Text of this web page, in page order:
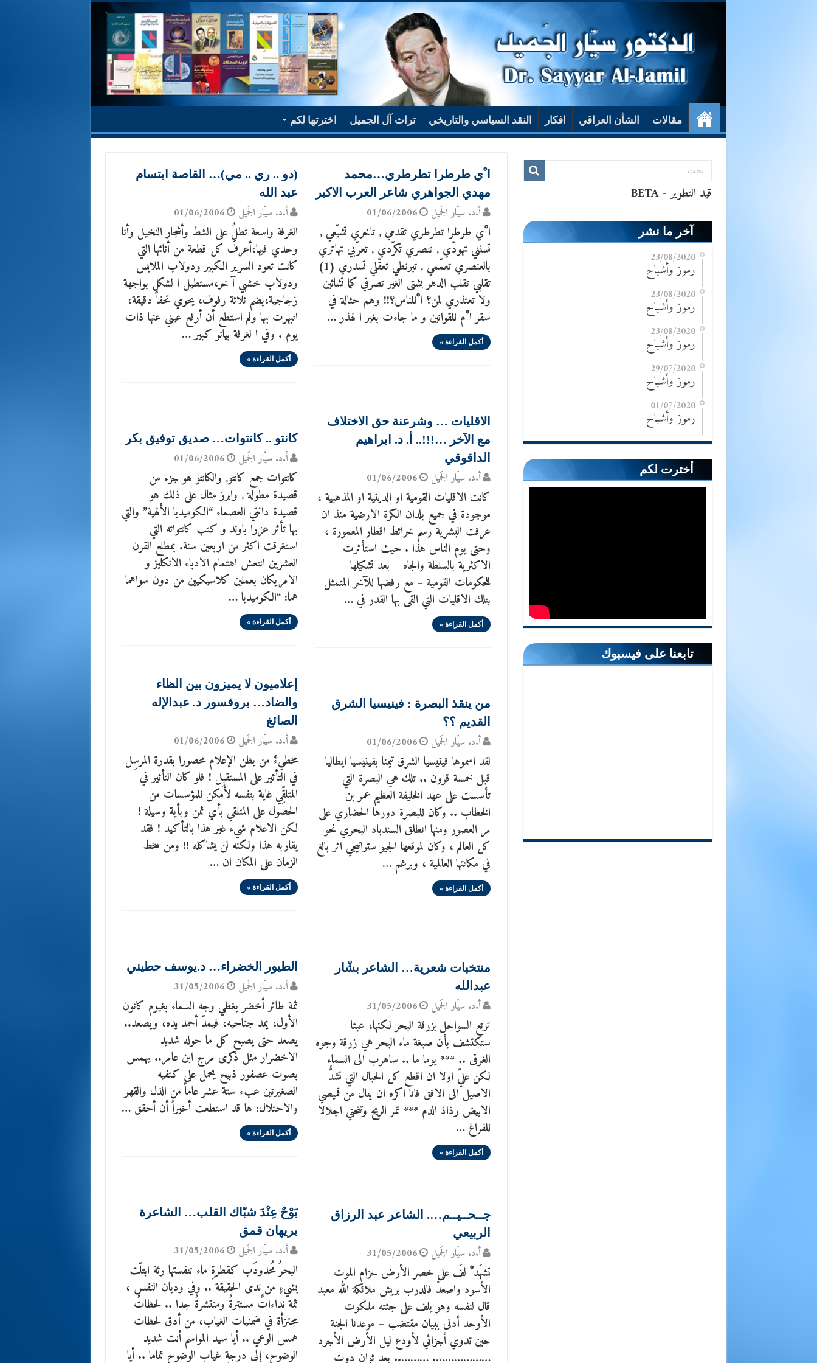
مقالات الشأن العراقي افكار النقد السياسي والتاريخي تراث آل الجميل اخترتها لكم
ا ْي طرطرا تطرطري…محمد
مهدي الجواهري شاعر العرب الاكبر
أ.د. سيّار الجَميل 01/06/2006
ا ْي طرطرا تطرطري تقدمي , تاخري تشيّعي ,
تسنني تهودّي , تنصري تكرّدي , تعرّبي تهاتري
بالعنصري تعمّمي , تبرنطي تعقّلي تسدري (1)
تقلبي تقلب الدهر بشتى الغير تصرفي كما تشائين
ولا تعتذري لمن؟ ا ْللناس؟!! وهم حثالة في
سقر ا ْم للقوانين و ما جاءت بغير ا لهذر …
أكمل القراءة »
(دو .. ري .. مي)… القاصة ابتسام
عبد الله
أ.د. سيّار الجَميل 01/06/2006
الغرفة واسعة تطلُِِ على الشط وأشجار النخيل وأنا
وحدي فيها،أعرف كل قطعة من أثاثها التي
كانت تعود السرير الكبير ودولاب الملابس
ودولاب خشبي آ خر،مستطيل ا لشكل بواجهة
زجاجية،يضم ثلاثة رفوف، يحوي تحفاً دقيقة،
انبهرت بها ولم استطع أن أرفع عيني عنها ذات
يوم . وفي ا لغرفة بيانو كبير …
أكمل القراءة »
الاقليات … وشرعنة حق الاختلاف
مع الآخر …!!!.. أ. د. ابراهيم
الداقوقي
أ.د. سيّار الجَميل 01/06/2006
كانت الاقليات القومية او الدينية او المذهبية ،
موجودة في جميع بلدان الكرة الارضية منذ ان
عرفت البشرية رسم خرائط اقطار المعمورة ،
وحتى يوم الناس هذا . حيث استأثرت
الاكثرية بالسلطة والجاه – بعد تشكيلها
للحكومات القومية – مع رفضها للآخر المتمثل
بتلك الاقليات التي القى بها القدر في …
أكمل القراءة »
كانتو .. كانتوات… صديق توفيق بكر
أ.د. سيّار الجَميل 01/06/2006
كانتوات جمع كانتو, والكانتو هو جزء من
قصيدة مطولة , وابرز مثال على ذلك هو
قصيدة دانتي العصماء “الكوميديا الألهية” والتي
بها تأثر عزرا باوند و كتب كانتواته التي
استغرقت اكثر من اربعين سنة. بمطلع القرن
العشرين انتعش اهتمام الادباء الانكليز و
الامريكان بعملين كلاسيكيين من دون سواهما
هما: “الكوميديا …
أكمل القراءة »
إعلاميون لا يميزون بين الظاء
والضاد… بروفسور د. عبدالإله
الصائغ
أ.د. سيّار الجَميل 01/06/2006
مخطيءٌ من يظن الإعلام محصورا بقدرة المرسِل
في التأثير على المستقبِل ! فلو كان التأثير في
المتلقِّي غاية بنفسه لأمكن للمؤسسات من
الحصول على المتلقي بأي ثمن وبأية وسيلة !
لكن الاعلام شيء غير هذا بالتأكيد ! فقد
يقاربه هذا ولكنه لن يشاكله !! ومن سخط
الزمان على المكان ان …
أكمل القراءة »
من ينقذ البصرة : فينيسيا الشرق
القديم ؟؟
أ.د. سيّار الجَميل 01/06/2006
لقد اسموها فينيسيا الشرق تيمنا بفينيسيا ايطاليا
قبل خمسة قرون .. تلك هي البصرة التي
تأسست على عهد الخليفة العظيم عمر بن
الخطاب .. وكان للبصرة دورها الحضاري على
مر العصور ومنها انطلق السندباد البحري نحو
كل العالم ، وكان لموقعها الجيو ستراتيجي اثر بالغ
في مكانتها العالمية ، وبرغم …
أكمل القراءة »
الطيور الخضراء… د.يوسف حطيني
أ.د. سيّار الجَميل 31/05/2006
ثمة طائر أخضر يغطي وجه السماء بغيوم كانون
الأول، يمد جناحيه، فيمدّ أحمد يده، ويصعد..
يصعد حتى يصبح كل ما حوله شديد
الاخضرار مثل ذكرى مرج ابن عامر.. يهمس
بصوت عصفور ذبيح يحمل على كتفيه
الصغيرتين عبء ستة عشر عاماً من الذل والقهر
والاحتلال: ها قد استطعت أخيراً أن أحقق …
أكمل القراءة »
منتخبات شعرية… الشاعر بشّار
عبدالله
أ.د. سيّار الجَميل 31/05/2006
ترتع السواحل بزرقة البحر لكنها، عبثا
ستكتشف بأن صبغة ماء البحر هي زرقة وجوه
الغرقى .. *** يوما ما .. ساهرب الى السماء
لكن عليّ اولا ان اقطع كل الحبال التي تشدُّ
الاصيل الى الافق فانا اكره ان ينال من قميصي
الابيض رذاذ الدم *** تمر الريح وتنحني اجلالا
للفراغ …
أكمل القراءة »
بَوْحٌ عِنْدَ شبّاك القلب… الشاعرة
بريهان قمق
أ.د. سيّار الجَميل 31/05/2006
البحرُ مُحدودَب كقطرةِ ماء تنفستها رئة ابتلّت
بشيءٍ من ندى الحقيقة .. وفي وديان النفس ،
ثمة نداءاتٌ مستترةٌ ومنتشرةٌ جدا .. لحظاتٌ
مجتزأة في ضمنيات الغياب، من أدق لحظات
همس الوعي .. أيا سيد المواسم أنت شديد
الوضوح، إلى درجةِ غياب الوضوح تماما .. أيا
جــحــيــم…. الشاعر عبد الرزاق
الربيعي
أ.د. سيّار الجَميل 31/05/2006
تشهَد ْ لفَ على خصر الأرض حزام الموت
الأسود واصعدْ فالدرب بريش ملائكة الله معبد
قال لنفسه وهو يلف على جثته ملكوت
الأوحد أدلى ببيان مقتضب – موعدنا الجنة
حين تدوي أجزائي لأودع ليل الأرض الأجرد
………………. ……….. بعد ثوان دوت
آخر ما نشر
23/08/2020
رموز وأشباح
23/08/2020
رموز وأشباح
23/08/2020
رموز وأشباح
29/07/2020
رموز وأشباح
01/07/2020
رموز وأشباح
أخترت لكم
تابعنا على فيسبوك